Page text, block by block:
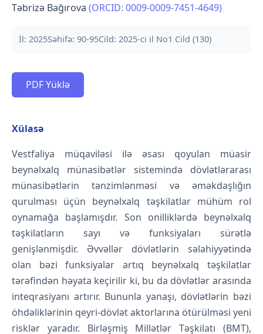
Təbrizə Bağırova (ORCID: 0009-0009-7451-4649)
İl: 2025Səhifə: 90-95Cild: 2025-ci il No1 Cild (130)
PDF Yüklə
Xülasə
Vestfaliya müqaviləsi ilə əsası qoyulan müasir
beynəlxalq münasibətlər sistemində dövlətlərarası
münasibətlərin tənzimlənməsi və əməkdaşlığın
qurulması üçün beynəlxalq təşkilatlar mühüm rol
oynamağa başlamışdır. Son onilliklərdə beynəlxalq
təşkilatların sayı və funksiyaları sürətlə
genişlənmişdir. Əvvəllər dövlətlərin səlahiyyətində
olan bəzi funksiyalar artıq beynəlxalq təşkilatlar
tərəfindən həyata keçirilir ki, bu da dövlətlər arasında
inteqrasiyanı artırır. Bununla yanaşı, dövlətlərin bəzi
öhdəliklərinin qeyri-dövlət aktorlarına ötürülməsi yeni
risklər yaradır. Birləşmiş Millətlər Təşkilatı (BMT),